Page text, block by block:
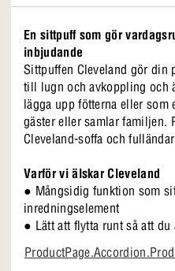
En sittpuff som gör
inbjudande
Sittpuffen Cleveland gör din
till lugn och avkoppling och
lägga upp fötterna eller som
gäster eller samlar familjen.
Cleveland-soffa och
Varför vi älskar Cleveland
● Mångsidig funktion som
inredningselement
● Lätt att flytta runt så att
● Lugnt utseende som
● Matchar soffserien